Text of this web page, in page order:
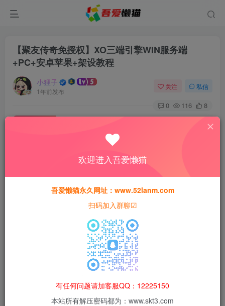
【聚友传奇免授权】XO三端引擎WIN服务端
+PC+安卓苹果+架设教程
小狸子
1年前发布
关注 私信
0 116 8
此内容为付费资源，请付费后查看
猫粮30
黄金会员猫粮15 钻石会员 免费
本站所有资源均为网络收集整理而来，仅供学习研究使用，请在下
载后24h内删除，谢谢合作！
本站资源仅用于学习交流，禁止商业运营与违法、侵权
果由使用者自行承担。
欢迎进入吾爱懒猫
吾爱懒猫永久网址：www.52lanm.com
扫码加入群聊☑
有任何问题请加客服QQ：12225150
本站所有解压密码都为：www.skt3.com